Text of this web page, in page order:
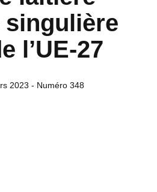
singulière
l’UE-27
2023 - Numéro 348